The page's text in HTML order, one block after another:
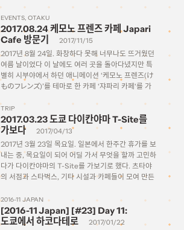
EVENTS OTAKU
2017.08.24 케모노 프렌즈 카페 Japari
Cafe 방문기
2017/11/15
2017년 8월 24일. 화창하다 못해 너무나도 뜨거웠던
여름 날이었다 이 날에도 여러 곳을 돌아다녔지만 특
별히 시부야에서 하던 애니메이션 ‘케모노 프렌즈(け
ものフレンズ)’를 테마로 한 카페 ‘쟈파리 카페‘를 가
된 폐점 날짜 없이 2018년 봄까지 꽤 긴 기간 […]
TRIP
2017.03.23 도쿄 다이칸야마 T-Site를
가보다
2017/04/13
2017년 3월 23일 목요일. 일본에서 한주간 휴가를 보
내는 중, 목요일이 되어 어딜 가서 무엇을 할까 고민하
다가 다이칸야마의 T-Site를 가보기로 했다. 츠타야
의 서점과 스타벅스, 기타 시설과 카페들이 모여 만든
해서 주변에 갔다온 사람들에게 이야기를 들은바가 있
다. […]
2016-11 JAPAN
[2016-11 Japan] [#23] Day 11:
도쿄에서 하코다테로
2017/01/22